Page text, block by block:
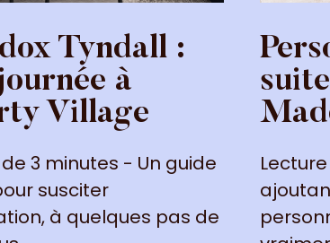
Tyndall :
à
Village
3 minutes - Un guide
susciter
à quelques pas de